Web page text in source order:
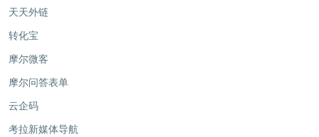
天天外链
转化宝
摩尔微客
摩尔问答表单
云企码
考拉新媒体导航